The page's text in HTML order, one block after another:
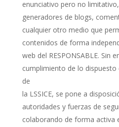
enunciativo pero no
generadores de blogs,
cualquier otro medio que
contenidos de forma
web del RESPONSABLE. Sin
cumplimiento de lo
de
la LSSICE, se pone a
autoridades y fuerzas de
colaborando de forma activa